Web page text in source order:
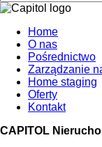
Home
O nas
Pośrednictwo
Zarządzanie
Home staging
Oferty
Kontakt
CAPITOL